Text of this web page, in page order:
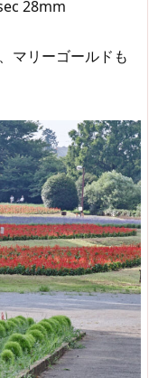
28mm
マリーゴールドも